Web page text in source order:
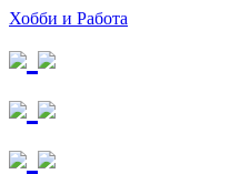
Хобби и Работа